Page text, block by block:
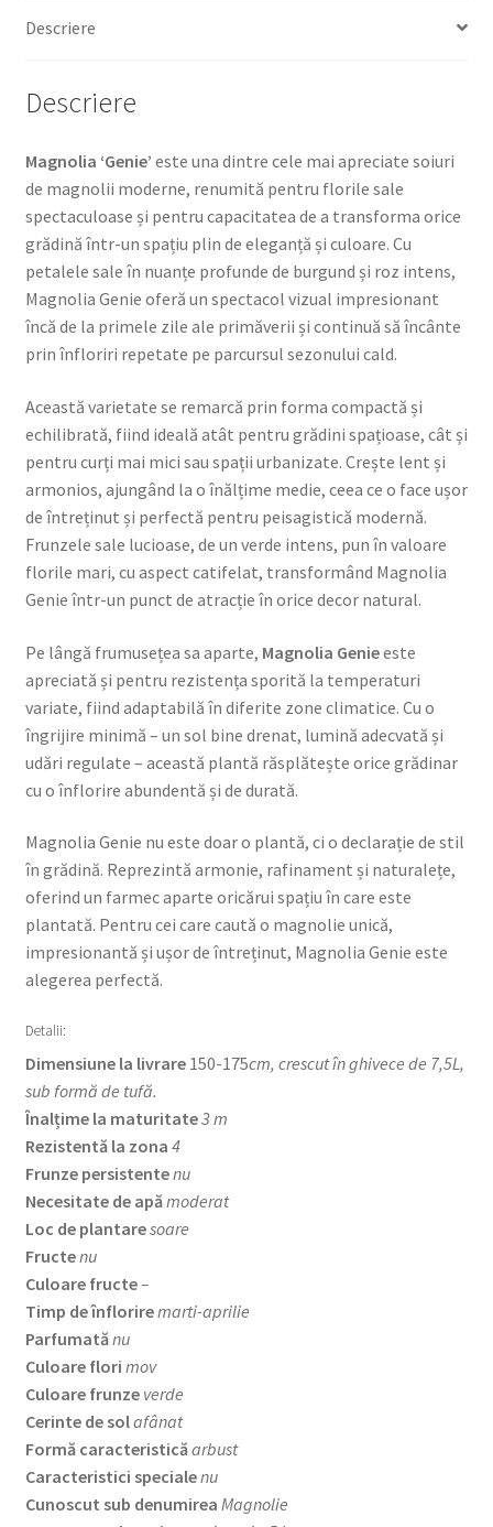
Descriere
Descriere
Magnolia ‘Genie’ este una dintre cele mai apreciate soiuri
de magnolii moderne, renumită pentru florile sale
spectaculoase și pentru capacitatea de a transforma orice
grădină într-un spațiu plin de eleganță și culoare. Cu
petalele sale în nuanțe profunde de burgund și roz intens,
Magnolia Genie oferă un spectacol vizual impresionant
încă de la primele zile ale primăverii și continuă să încânte
prin înfloriri repetate pe parcursul sezonului cald.
Această varietate se remarcă prin forma compactă și
echilibrată, fiind ideală atât pentru grădini spațioase, cât și
pentru curți mai mici sau spații urbanizate. Crește lent și
armonios, ajungând la o înălțime medie, ceea ce o face ușor
de întreținut și perfectă pentru peisagistică modernă.
Frunzele sale lucioase, de un verde intens, pun în valoare
florile mari, cu aspect catifelat, transformând Magnolia
Genie într-un punct de atracție în orice decor natural.
Pe lângă frumusețea sa aparte, Magnolia Genieeste
apreciată și pentru rezistența sporită la temperaturi
variate, fiind adaptabilă în diferite zone climatice. Cu o
îngrijire minimă – un sol bine drenat, lumină adecvată și
udări regulate – această plantă răsplătește orice grădinar
cu o înflorire abundentă și de durată.
Magnolia Genie nu este doar o plantă, ci o declarație de stil
în grădină. Reprezintă armonie, rafinament și naturalețe,
oferind un farmec aparte oricărui spațiu în care este
plantată. Pentru cei care caută o magnolie unică,
impresionantă și ușor de întreținut, Magnolia Genie este
alegerea perfectă.
Detalii:
Dimensiune la livrare150-175cm, crescut în ghivece de 7,5L,
sub formă de tufă.
Înalțime la maturitate3 m
Rezistentă la zona 4
Frunze persistentenu
Necesitate de apămoderat
Loc de plantaresoare
Fructenu
Culoare fructe–
Timp de înfloriremarti-aprilie
Parfumatănu
Culoare flori mov
Culoare frunze verde
Cerinte de solafânat
Formă caracteristicăarbust
Caracteristici specialenu
Cunoscut sub denumirea Magnolie